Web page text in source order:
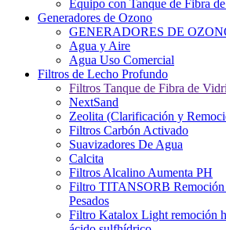
Equipo con Tanque de Fibra
Generadores de Ozono
GENERADORES DE
Agua y Aire
Agua Uso Comercial
Filtros de Lecho Profundo
Filtros Tanque de Fibra de
NextSand
Zeolita (Clarificación y
Filtros Carbón Activado
Suavizadores De Agua
Calcita
Filtros Alcalino Aumenta PH
Filtro TITANSORB Remoción
Pesados
Filtro Katalox Light remoción